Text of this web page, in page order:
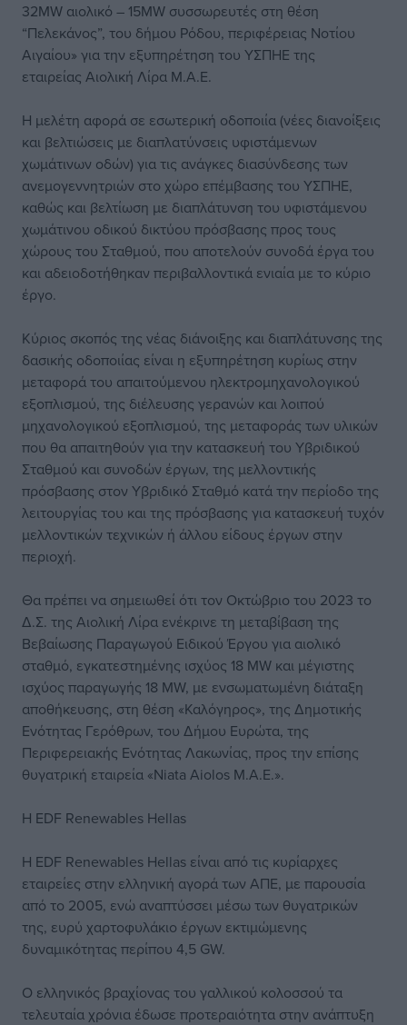
32MW αιολικό – 15MW συσσωρευτές στη θέση
“Πελεκάνος”, του δήμου Ρόδου, περιφέρειας Νοτίου
Αιγαίου» για την εξυπηρέτηση του ΥΣΠΗΕ της
εταιρείας Αιολική Λίρα Μ.Α.Ε.
Η μελέτη αφορά σε εσωτερική οδοποιία (νέες διανοίξεις
και βελτιώσεις με διαπλατύνσεις υφιστάμενων
χωμάτινων οδών) για τις ανάγκες διασύνδεσης των
ανεμογεννητριών στο χώρο επέμβασης του ΥΣΠΗΕ,
καθώς και βελτίωση με διαπλάτυνση του υφιστάμενου
χωμάτινου οδικού δικτύου πρόσβασης προς τους
χώρους του Σταθμού, που αποτελούν συνοδά έργα του
και αδειοδοτήθηκαν περιβαλλοντικά ενιαία με το κύριο
έργο.
Κύριος σκοπός της νέας διάνοιξης και διαπλάτυνσης της
δασικής οδοποιίας είναι η εξυπηρέτηση κυρίως στην
μεταφορά του απαιτούμενου ηλεκτρομηχανολογικού
εξοπλισμού, της διέλευσης γερανών και λοιπού
μηχανολογικού εξοπλισμού, της μεταφοράς των υλικών
που θα απαιτηθούν για την κατασκευή του Υβριδικού
Σταθμού και συνοδών έργων, της μελλοντικής
πρόσβασης στον Υβριδικό Σταθμό κατά την περίοδο της
λειτουργίας του και της πρόσβασης για κατασκευή τυχόν
μελλοντικών τεχνικών ή άλλου είδους έργων στην
περιοχή.
Θα πρέπει να σημειωθεί ότι τον Οκτώβριο του 2023 το
Δ.Σ. της Αιολική Λίρα ενέκρινε τη μεταβίβαση της
Βεβαίωσης Παραγωγού Ειδικού Έργου για αιολικό
σταθμό, εγκατεστημένης ισχύος 18 MW και μέγιστης
ισχύος παραγωγής 18 MW, με ενσωματωμένη διάταξη
αποθήκευσης, στη θέση «Καλόγηρος», της Δημοτικής
Ενότητας Γερόθρων, του Δήμου Ευρώτα, της
Περιφερειακής Ενότητας Λακωνίας, προς την επίσης
θυγατρική εταιρεία «Niata Aiolos Μ.Α.Ε.».
Η EDF Renewables Hellas
Η EDF Renewables Hellas είναι από τις κυρίαρχες
εταιρείες στην ελληνική αγορά των ΑΠΕ, με παρουσία
από το 2005, ενώ αναπτύσσει μέσω των θυγατρικών
της, ευρύ χαρτοφυλάκιο έργων εκτιμώμενης
δυναμικότητας περίπου 4,5 GW.
Ο ελληνικός βραχίονας του γαλλικού κολοσσού τα
τελευταία χρόνια έδωσε προτεραιότητα στην ανάπτυξη